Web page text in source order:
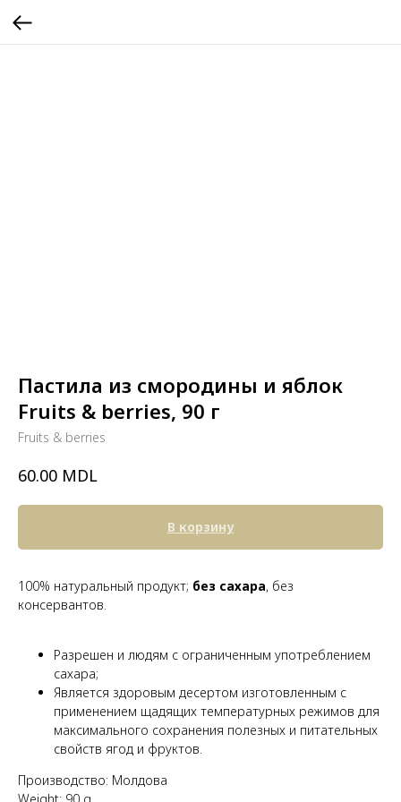
Пастила из смородины и яблок
Fruits & berries, 90 г
Fruits & berries
60.00 MDL
В корзину
100% натуральный продукт; без сахара, без
консервантов.
Разрешен и людям с ограниченным употреблением
сахара;
Является здоровым десертом изготовленным с
применением щадящих температурных режимов для
максимального сохранения полезных и питательных
свойств ягод и фруктов.
Производство: Молдова
Weight: 90 g